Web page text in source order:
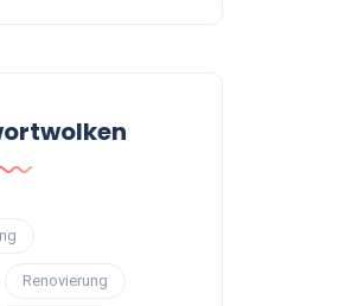
Renovierung